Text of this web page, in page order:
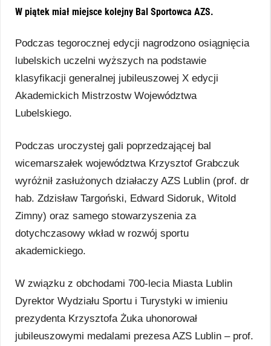
W piątek miał miejsce kolejny Bal Sportowca AZS.
Podczas tegorocznej edycji nagrodzono osiągnięcia
lubelskich uczelni wyższych na podstawie
klasyfikacji generalnej jubileuszowej X edycji
Akademickich Mistrzostw Województwa
Lubelskiego.
Podczas uroczystej gali poprzedzającej bal
wicemarszałek województwa Krzysztof Grabczuk
wyróżnił zasłużonych działaczy AZS Lublin (prof. dr
hab. Zdzisław Targoński, Edward Sidoruk, Witold
Zimny) oraz samego stowarzyszenia za
dotychczasowy wkład w rozwój sportu
akademickiego.
W związku z obchodami 700-lecia Miasta Lublin
Dyrektor Wydziału Sportu i Turystyki w imieniu
prezydenta Krzysztofa Żuka uhonorował
jubileuszowymi medalami prezesa AZS Lublin – prof.